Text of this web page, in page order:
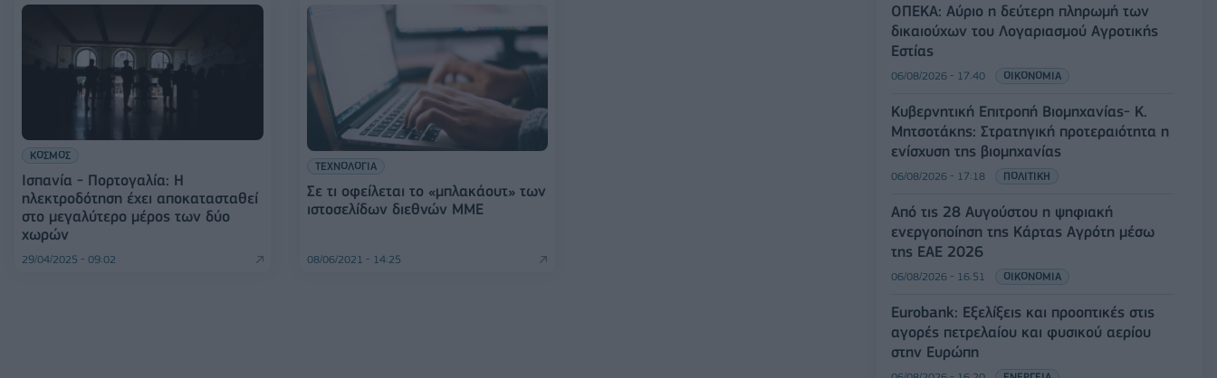
ΚΟΣΜΟΣ
Ισπανία - Πορτογαλία: Η
ηλεκτροδότηση έχει αποκατασταθεί
στο μεγαλύτερο μέρος των δύο
χωρών
29/04/2025 - 09:02
ΤΕΧΝΟΛΟΓΙΑ
Σε τι οφείλεται το «μπλακάουτ» των
ιστοσελίδων διεθνών ΜΜΕ
08/06/2021 - 14:25
ΟΠΕΚΑ: Αύριο η δεύτερη πληρωμή των
δικαιούχων του Λογαριασμού Αγροτικής
Εστίας
06/08/2026 - 17:40 ΟΙΚΟΝΟΜΙΑ
Κυβερνητική Επιτροπή Βιομηχανίας- Κ.
Μητσοτάκης: Στρατηγική προτεραιότητα η
ενίσχυση της βιομηχανίας
06/08/2026 - 17:18 ΠΟΛΙΤΙΚΗ
Από τις 28 Αυγούστου η ψηφιακή
ενεργοποίηση της Κάρτας Αγρότη μέσω
της ΕΑΕ 2026
06/08/2026 - 16:51 ΟΙΚΟΝΟΜΙΑ
Eurobank: Εξελίξεις και προοπτικές στις
αγορές πετρελαίου και φυσικού αερίου
στην Ευρώπη